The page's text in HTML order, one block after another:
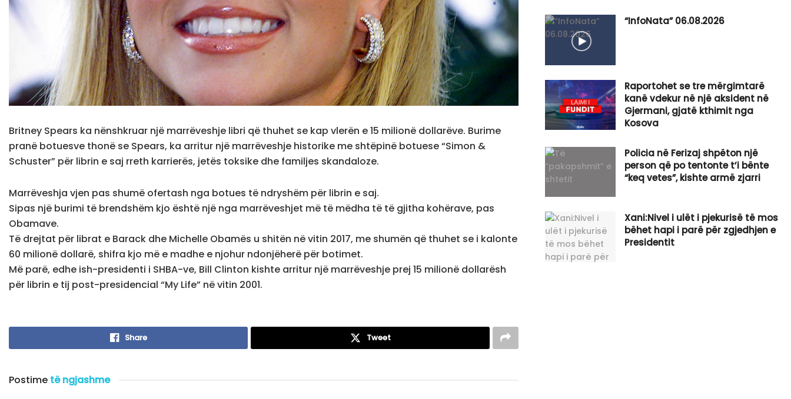
Britney Spears ka nënshkruar një marrëveshje libri që thuhet se kap vlerën e 15 milionë dollarëve. Burime
pranë botuesve thonë se Spears, ka arritur një marrëveshje historike me shtëpinë botuese “Simon &
Schuster” për librin e saj rreth karrierës, jetës toksike dhe familjes skandaloze.
Marrëveshja vjen pas shumë ofertash nga botues të ndryshëm për librin e saj.
Sipas një burimi të brendshëm kjo është një nga marrëveshjet më të mëdha të të gjitha kohërave, pas
Obamave.
Të drejtat për librat e Barack dhe Michelle Obamës u shitën në vitin 2017, me shumën që thuhet se i kalonte
60 milionë dollarë, shifra kjo më e madhe e njohur ndonjëherë për botimet.
Më parë, edhe ish-presidenti i SHBA-ve, Bill Clinton kishte arritur një marrëveshje prej 15 milionë dollarësh
për librin e tij post-presidencial “My Life” në vitin 2001.
Share Tweet
Postime të ngjashme
“InfoNata” 06.08.2026
Raportohet se tre mërgimtarë
kanë vdekur në një aksident në
Gjermani, gjatë kthimit nga
Kosova
Policia në Ferizaj shpëton një
person që po tentonte t’i bënte
“keq vetes”, kishte armë zjarri
Xani:Nivel i ulët i pjekurisë të mos
bëhet hapi i parë për zgjedhjen e
Presidentit